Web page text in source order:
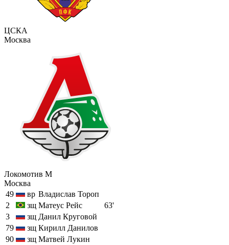
ЦСКА
Москва
Локомотив М
Москва
49
вр Владислав Тороп
2
зщ Матеус Рейс
63'
3
зщ Данил Круговой
79
зщ Кирилл Данилов
90
зщ Матвей Лукин